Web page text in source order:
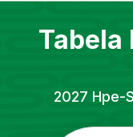
Tabela
2027 Hpe-